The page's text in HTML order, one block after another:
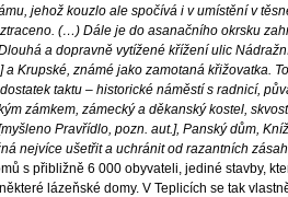
jehož kouzlo ale spočívá i v umístění v
(…) Dále je do asanačního okrsku
a dopravně vytížené křížení ulic
a Krupské, známé jako zamotaná křižovatka.
taktu – historické náměstí s radnicí,
zámkem, zámecký a děkanský kostel,
Pravřídlo, pozn. aut.], Panský dům,
nejvíce ušetřit a uchránit od razantních
s přibližně 6 000 obyvateli, jediné stavby,
lázeňské domy. V Teplicích se tak